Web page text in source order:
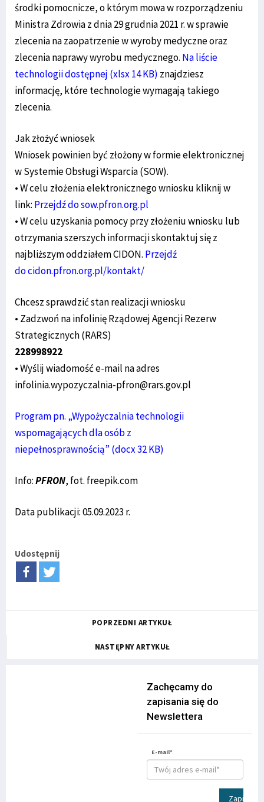
środki pomocnicze, o którym mowa w rozporządzeniu
Ministra Zdrowia z dnia 29 grudnia 2021 r. w sprawie
zlecenia na zaopatrzenie w wyroby medyczne oraz
zlecenia naprawy wyrobu medycznego. Na liście
technologii dostępnej (xlsx 14 KB) znajdziesz
informację, które technologie wymagają takiego
zlecenia.
Jak złożyć wniosek
Wniosek powinien być złożony w formie elektronicznej
w Systemie Obsługi Wsparcia (SOW).
• W celu złożenia elektronicznego wniosku kliknij w
link: Przejdź do sow.pfron.org.pl
• W celu uzyskania pomocy przy złożeniu wniosku lub
otrzymania szerszych informacji skontaktuj się z
najbliższym oddziałem CIDON. Przejdź
do cidon.pfron.org.pl/kontakt/
Chcesz sprawdzić stan realizacji wniosku
• Zadzwoń na infolinię Rządowej Agencji Rezerw
Strategicznych (RARS)
228998922
• Wyślij wiadomość e-mail na adres
infolinia.wypozyczalnia-pfron@rars.gov.pl
Program pn. „Wypożyczalnia technologii
wspomagających dla osób z
niepełnosprawnością” (docx 32 KB)
Info:PFRON, fot. freepik.com
Data publikacji: 05.09.2023 r.
Udostępnij
POPRZEDNI ARTYKUŁ
NASTĘPNY ARTYKUŁ
Zachęcamy do
zapisania się do
Newslettera
E-mail*
Zapisz